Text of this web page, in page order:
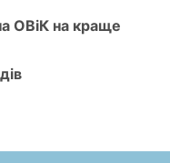
ОВіК на краще